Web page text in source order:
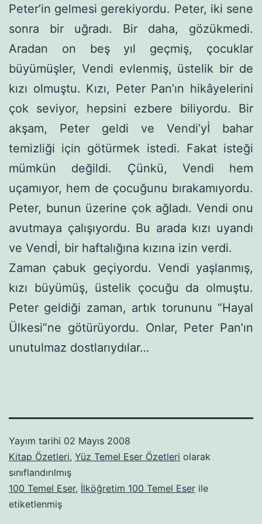
Peter’in gelmesi gerekiyordu. Peter, iki sene
sonra bir uğradı. Bir daha, gözükmedi.
Aradan on beş yıl geçmiş, çocuklar
büyümüşler, Vendi ev­lenmiş, üstelik bir de
kızı olmuştu. Kızı, Peter Pan’ın hikâyelerini
çok seviyor, hepsini ezbere biliyordu. Bir
akşam, Peter geldi ve Vendi’yİ bahar
temizliği için götürmek istedi. Fakat isteği
müm­kün değildi. Çünkü, Vendi hem
uçamıyor, hem de çocuğunu bırakamıyordu.
Peter, bunun üzerine çok ağladı. Vendi onu
avut­maya çalışıyordu. Bu arada kızı uyandı
ve Vendİ, bir haftalığına kızına izin verdi.
Zaman çabuk geçiyordu. Vendi yaşlanmış,
kızı büyümüş, üs­telik çocuğu da olmuştu.
Peter geldiği zaman, artık torununu “Hayal
Ülkesi”ne götürüyordu. Onlar, Peter Pan’ın
unutulmaz dostlarıydılar…
Yayım tarihi 02 Mayıs 2008
Kitap Özetleri, Yüz Temel Eser Özetleri olarak
sınıflandırılmış
100 Temel Eser, İlköğretim 100 Temel Eser ile
etiketlenmiş